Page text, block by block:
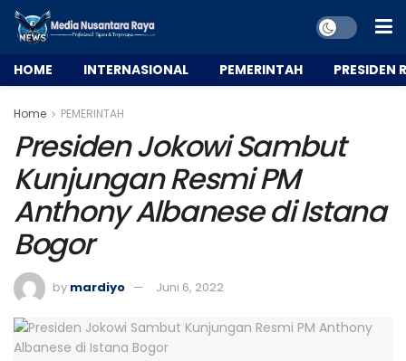
HOME INTERNASIONAL PEMERINTAH PRESIDEN
Home PEMERINTAH
Presiden Jokowi Sambut
Kunjungan Resmi PM
Anthony Albanese di Istana
Bogor
by mardiyo Juni 6, 2022